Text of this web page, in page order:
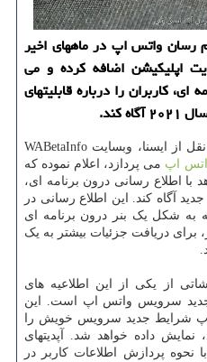
واتس اپ در ماههای اخیر
اپلیکیشن اضافه کرده و می
کاربران را درباره قابلیتهای
کند.
به گزارش پارس آی سی تی به نقل از ایسنا، وبسایت WABetaInfo
اپ می پردازد، اعلام نموده که
با اطلاع رسانی درون برنامه ای،
جدید آگاه کند. این اطلاع رسانی در
به شکل یک بنر درون برنامه ای
برای دریافت جزئیات بیشتر به یک
از یکی از این اطلاعیه های
جدید سرویس واتس اپ است. این
شرایط جدید سرویس خویش را
نمایش داده خواهد شد. آپدیتهای
نحوه پردازش اطلاعات کاربر در